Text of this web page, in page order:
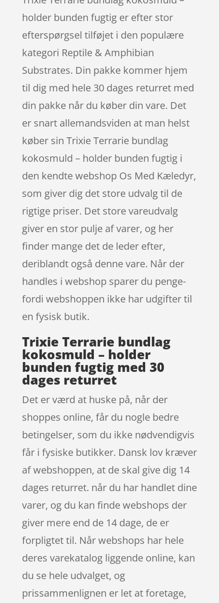
holder bunden fugtig er efter stor
efterspørgsel tilføjet i den populære
kategori Reptile & Amphibian
Substrates. Din pakke kommer hjem
til dig med hele 30 dages returret med
din pakke når du køber din vare. Det
er snart allemandsviden at man helst
køber sin Trixie Terrarie bundlag
kokosmuld – holder bunden fugtig i
den kendte webshop Os Med Kæledyr,
som giver dig det store udvalg til de
rigtige priser. Det store vareudvalg
giver en stor pulje af varer, og her
finder mange det de leder efter,
deriblandt også denne vare. Når der
handles i webshop sparer du penge-
fordi webshoppen ikke har udgifter til
en fysisk butik.
Trixie Terrarie bundlag
kokosmuld – holder
bunden fugtig med 30
dages returret
Det er værd at huske på, når der
shoppes online, får du nogle bedre
betingelser, som du ikke nødvendigvis
får i fysiske butikker. Dansk lov kræver
af webshoppen, at de skal give dig 14
dages returret. når du har handlet dine
varer, og du kan finde webshops der
giver mere end de 14 dage, de er
forpligtet til. Når webshops har hele
deres varekatalog liggende online, kan
du se hele udvalget, og
prissammenlignen er let at foretage,